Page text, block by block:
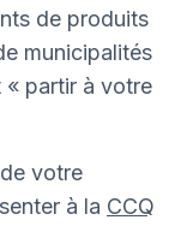
de produits
municipalités
« partir à votre
votre
à la CCQ